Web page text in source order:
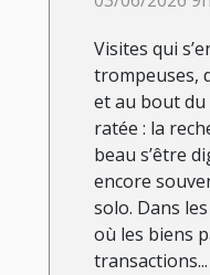
Visites qui
trompeuses,
et au bout
ratée : la
beau s’être
encore
solo. Dans
où les biens
transactions...